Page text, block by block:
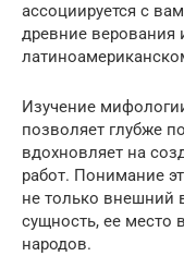
ассоциируется с
древние верования
Изучение
позволяет глубже
вдохновляет на
работ. Понимание
не только внешний
сущность, ее место
народов.